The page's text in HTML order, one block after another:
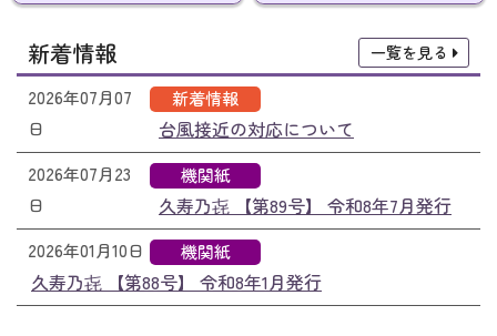
新着情報 一覧を見る
2026年07月07
日
新着情報
台風接近の対応について
2026年07月23
日
機関紙
久寿乃㐂 【第89号】 令和8年7月発行
2026年01月10日 機関紙
久寿乃㐂 【第88号】 令和8年1月発行